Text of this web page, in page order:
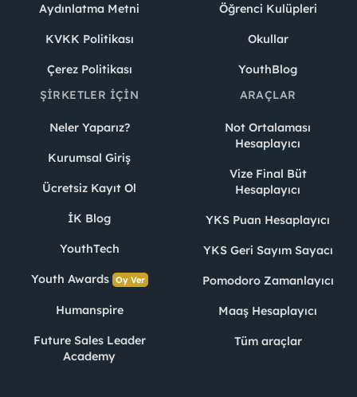
Aydınlatma Metni
KVKK Politikası
Çerez Politikası
Öğrenci Kulüpleri
Okullar
YouthBlog
ŞIRKETLER İÇIN
Neler Yaparız?
Kurumsal Giriş
Ücretsiz Kayıt Ol
İK Blog
YouthTech
Youth Awards Oy Ver
Humanspire
Future Sales Leader
Academy
ARAÇLAR
Not Ortalaması
Hesaplayıcı
Vize Final Büt
Hesaplayıcı
YKS Puan Hesaplayıcı
YKS Geri Sayım Sayacı
Pomodoro Zamanlayıcı
Maaş Hesaplayıcı
Tüm araçlar